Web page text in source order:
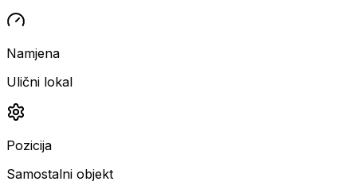
Namjena
Ulični lokal
Pozicija
Samostalni objekt